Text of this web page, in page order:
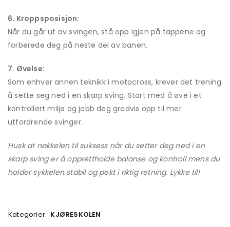
6. Kroppsposisjon:
Når du går ut av svingen, stå opp igjen på tappene og
forberede deg på neste del av banen.
7. Øvelse:
Som enhver annen teknikk i motocross, krever det trening
å sette seg ned i en skarp sving. Start med å øve i et
kontrollert miljø og jobb deg gradvis opp til mer
utfordrende svinger.
Husk at nøkkelen til suksess når du setter deg ned i en
skarp sving er å opprettholde balanse og kontroll mens du
holder sykkelen stabil og pekt i riktig retning. Lykke til!
Kategorier: KJØRESKOLEN